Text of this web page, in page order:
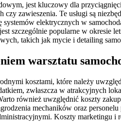
jest kluczowy dla
zawieszenia. Te usługi są
elektrycznych w
szczególnie popularne w
takich jak mycie i detailing
warsztatu
kosztami, które należy
zwłaszcza w atrakcyjnych
również uwzględnić koszty
mechaników oraz
Koszty marketingu